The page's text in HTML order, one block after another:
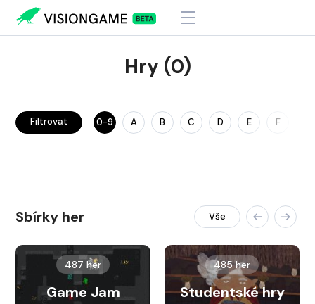
Hry (0)
Filtrovat 0-9 A B C D E F
Sbírky her Vše
487 her
Game Jam
485 her
Studentské hry